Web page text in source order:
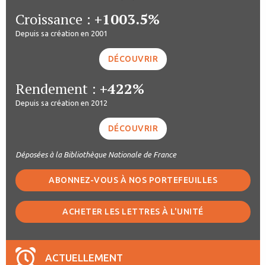
Croissance : +1003.5%
Depuis sa création en 2001
DÉCOUVRIR
Rendement : +422%
Depuis sa création en 2012
DÉCOUVRIR
Déposées à la Bibliothèque Nationale de France
ABONNEZ-VOUS À NOS PORTEFEUILLES
ACHETER LES LETTRES À L'UNITÉ
ACTUELLEMENT